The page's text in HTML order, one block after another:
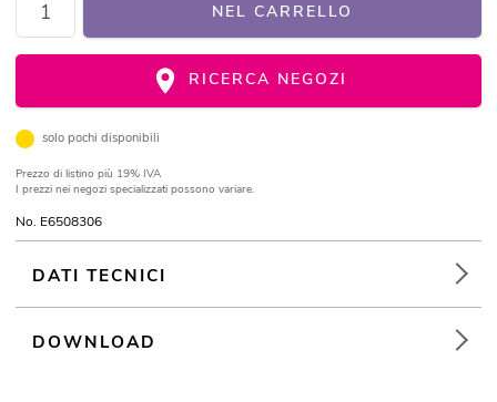
NEL CARRELLO
RICERCA NEGOZI
solo pochi disponibili
Prezzo di listino più 19% IVA
I prezzi nei negozi specializzati possono variare.
No. E6508306
DATI TECNICI
DOWNLOAD